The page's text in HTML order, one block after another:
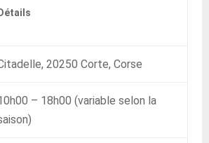
Détails
20250 Corte, Corse
– 18h00 (variable selon la